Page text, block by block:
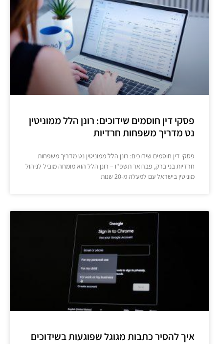
פסקי דין חוסמים שידוכים: רונן הלל ממוניטין
נט מדריך משפחות חרדיות
פסקי דין חוסמים שידוכים: רונן הלל ממוניטין נט מדריך משפחות
חרדיות בני ברק, פברואר תשפ"ו – רונן הלל הוא מומחה מוביל לניהול
מוניטין בישראל עם למעלה מ-20 שנות
איך להסיר כתבות מגוגל שפוגעות בשידוכים